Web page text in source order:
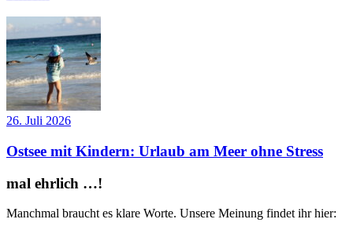
26. Juli 2026
Ostsee mit Kindern: Urlaub am Meer ohne Stress
mal ehrlich …!
Manchmal braucht es klare Worte. Unsere Meinung findet ihr hier: